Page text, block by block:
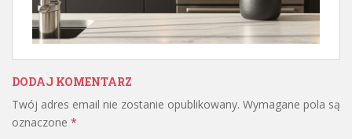
DODAJ KOMENTARZ
Twój adres email nie zostanie opublikowany. Wymagane pola są
oznaczone *